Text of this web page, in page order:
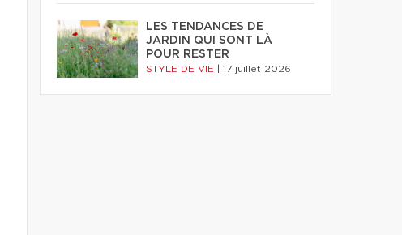
LES TENDANCES DE
JARDIN QUI SONT LÀ
POUR RESTER
STYLE DE VIE 17 juillet 2026